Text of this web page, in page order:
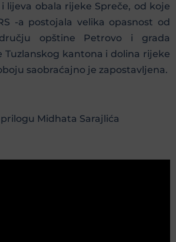
lijeva obala rijeke Spreče, od koje
-a postojala velika opasnost od
opštine Petrovo i grada
Tuzlanskog kantona i dolina rijeke
saobraćajno je zapostavljena.
Midhata Sarajlića